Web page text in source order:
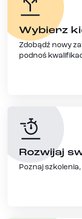
Wybierz
Zdobądź nowy
podnoś
Rozwijaj
Poznaj